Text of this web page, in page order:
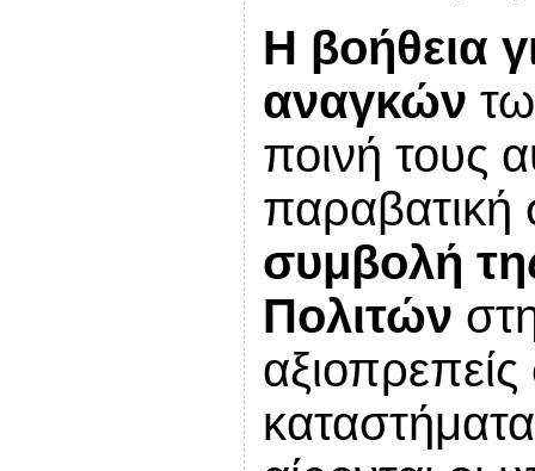
Η βοήθεια
αναγκών
ποινή τους
συμβολή
Πολιτών